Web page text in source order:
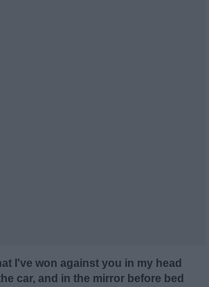
I've won against you in my head
car, and in the mirror before bed